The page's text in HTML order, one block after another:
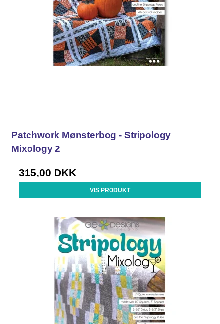
Patchwork Mønsterbog - Stripology
Mixology 2
315,00 DKK
VIS PRODUKT